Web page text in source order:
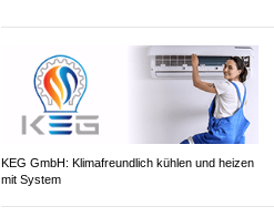
KEG GmbH: Klimafreundlich kühlen und heizen
mit System